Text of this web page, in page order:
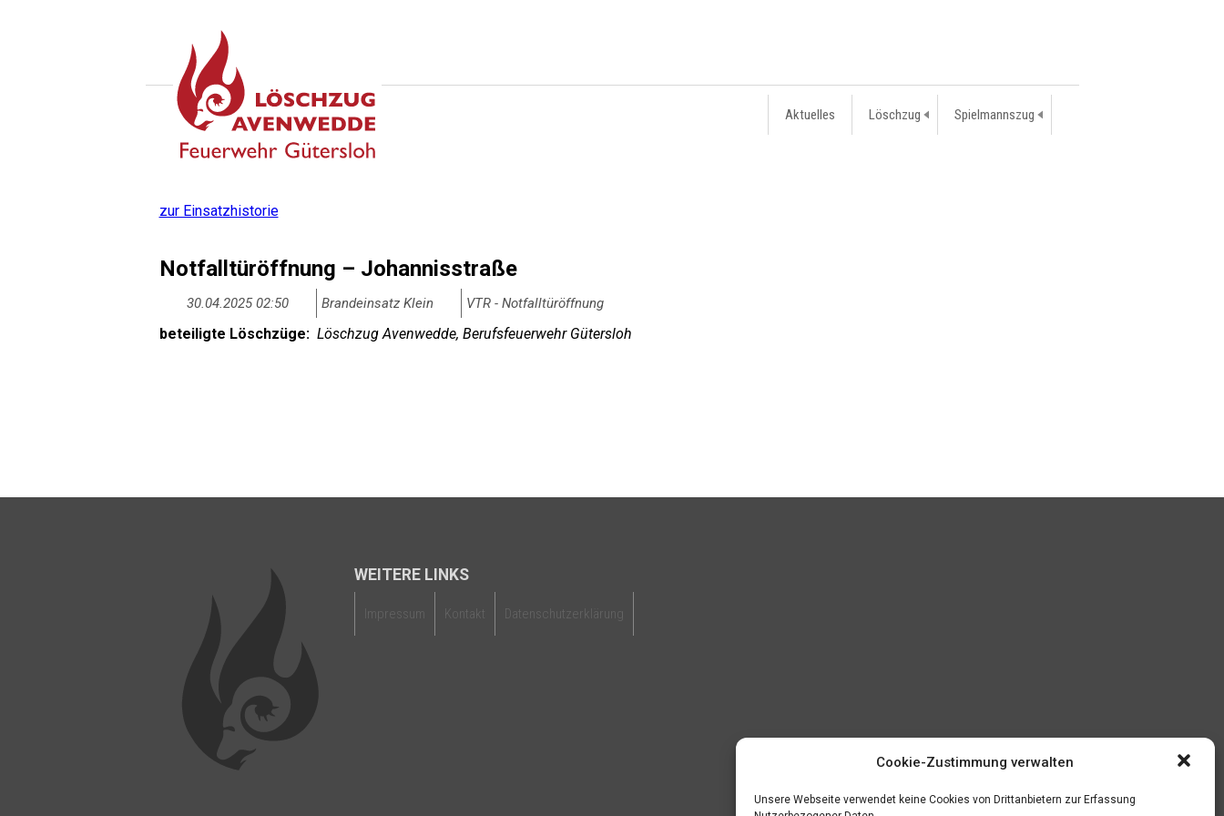
Cookie-Zustimmung verwalten
Unsere Webseite verwendet keine Cookies von Drittanbietern zur Erfassung
Aktuelles Löschzug Spielmannszug
zur Einsatzhistorie
Notfalltüröffnung – Johannisstraße
30.04.2025 02:50 Brandeinsatz Klein VTR - Notfalltüröffnung
beteiligte Löschzüge: Löschzug Avenwedde, Berufsfeuerwehr Gütersloh
WEITERE LINKS
Impressum Kontakt Datenschutzerklärung